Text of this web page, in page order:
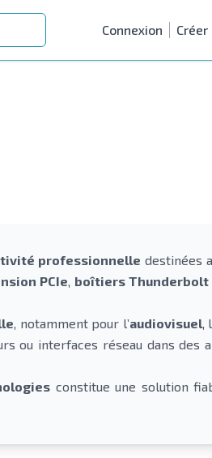
Connexion
professionnelle destinées
PCIe, boîtiers Thunderbolt
, notamment pour l’audiovisuel,
ou interfaces réseau dans des
constitue une solution